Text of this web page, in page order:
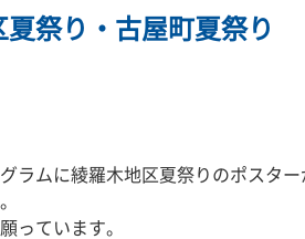
祭り・古屋町夏祭り
ラムに綾羅木地区夏祭りのポスター
っています。